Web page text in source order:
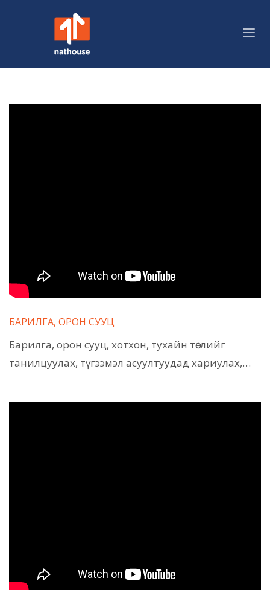
БАРИЛГА, ОРОН СУУЦ
Барилга, орон сууц, хотхон, тухайн төслийг
танилцуулах, түгээмэл асуултуудад хариулах,…